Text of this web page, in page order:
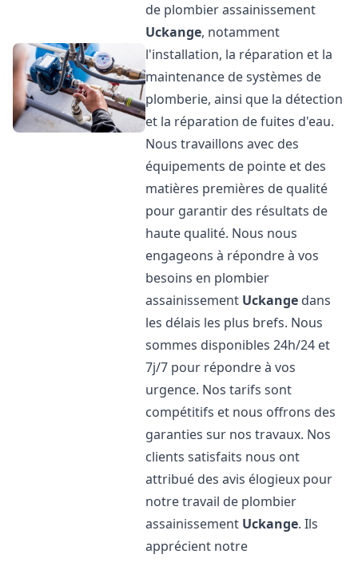
de plombier assainissement
Uckange, notamment
l'installation, la réparation et la
maintenance de systèmes de
plomberie, ainsi que la détection
et la réparation de fuites d'eau.
Nous travaillons avec des
équipements de pointe et des
matières premières de qualité
pour garantir des résultats de
haute qualité. Nous nous
engageons à répondre à vos
besoins en plombier
assainissement Uckange dans
les délais les plus brefs. Nous
sommes disponibles 24h/24 et
7j/7 pour répondre à vos
urgence. Nos tarifs sont
compétitifs et nous offrons des
garanties sur nos travaux. Nos
clients satisfaits nous ont
attribué des avis élogieux pour
notre travail de plombier
assainissement Uckange. Ils
apprécient notre